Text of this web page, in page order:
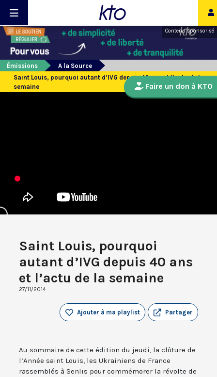
Contenu sponsorisé
Émissions
A la Source
Saint Louis, pourquoi autant d’IVG depuis 40 ans et l’actu de la
semaine
Saint Louis, pourquoi
autant d’IVG depuis 40 ans
et l’actu de la semaine
27/11/2014
Partager
Ajouter à ma playlist
Au sommaire de cette édition du jeudi, la clôture de
l’Année saint Louis, les Ukrainiens de France
rassemblés à Senlis pour commémorer la révolte de
Faire un don à KTO